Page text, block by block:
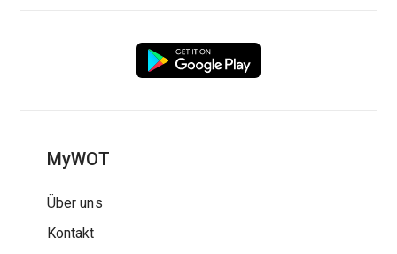
MyWOT
Über uns
Kontakt